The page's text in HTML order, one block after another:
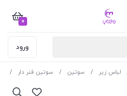
0
ورود
لباس زیر سوتین سوتین فنر دار